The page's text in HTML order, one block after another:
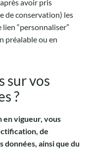
avoir pris
de conservation) les
“personnaliser”
préalable ou en
sur vos
?
vigueur, vous
de
ainsi que du